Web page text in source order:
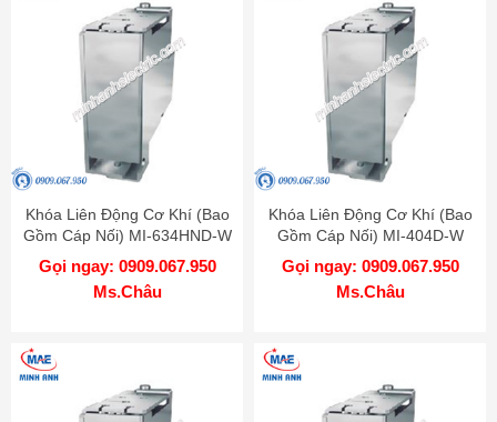
Khóa Liên Động Cơ Khí (Bao
Gồm Cáp Nối) MI-634HND-W
MITSUBISHI
Gọi ngay: 0909.067.950
Ms.Châu
Khóa Liên Động Cơ Khí (Bao
Gồm Cáp Nối) MI-404D-W
MITSUBISHI
Gọi ngay: 0909.067.950
Ms.Châu